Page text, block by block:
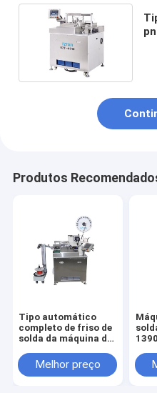
Produtos
Tipo automático
completo de friso de
solda da máquina da
garantia de 1 ano
Melhor preço